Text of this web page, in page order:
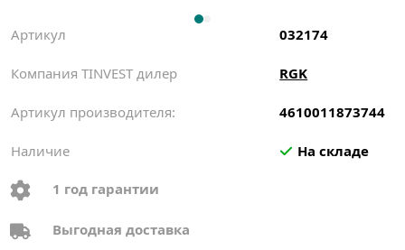
Артикул 032174
Компания TINVEST дилер RGK
Артикул производителя: 4610011873744
Наличие На складе
1 год гарантии
Выгодная доставка